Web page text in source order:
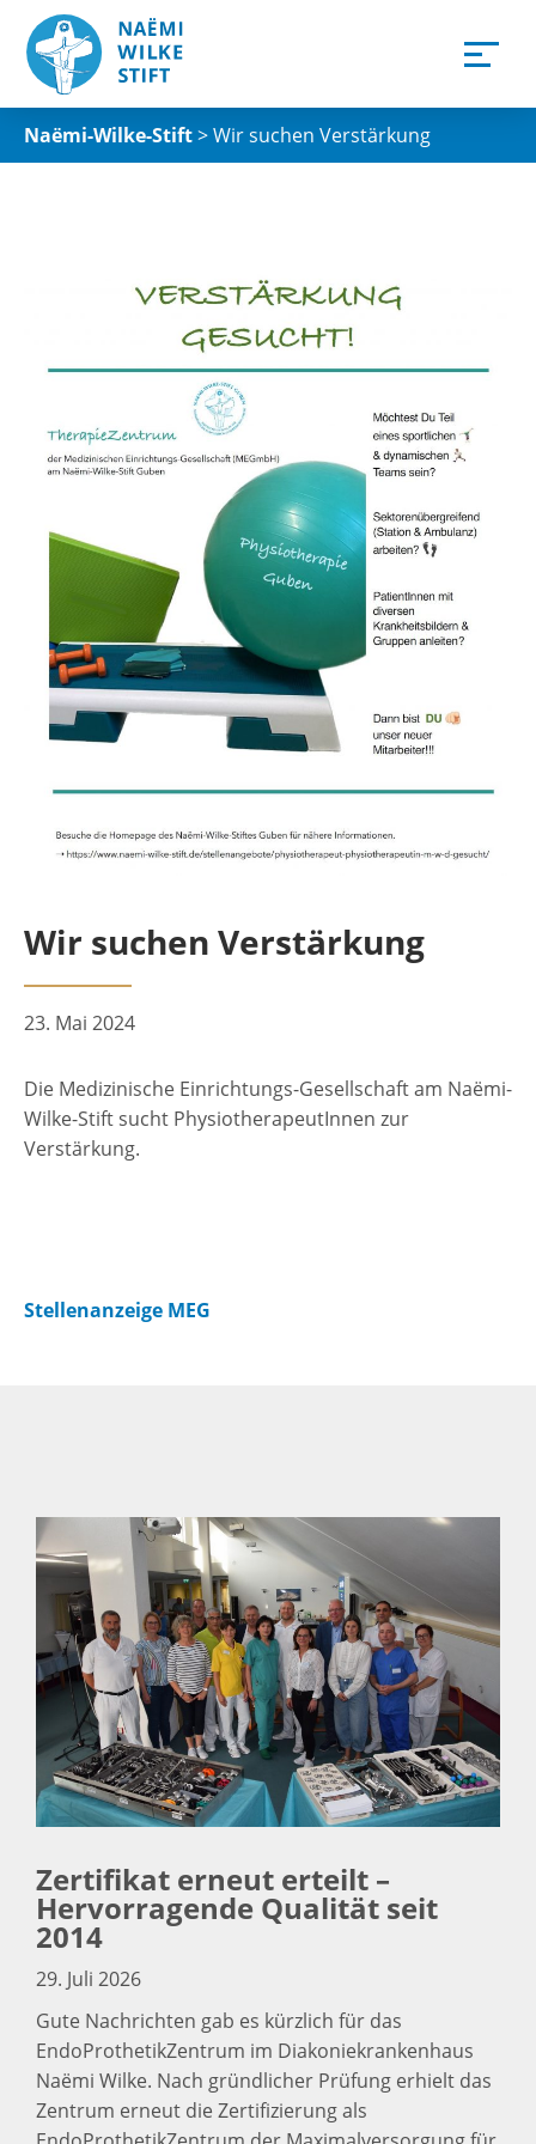
Naëmi-Wilke-Stift>Wir suchen Verstärkung
Wir suchen Verstärkung
23. Mai 2024
Die Medizinische Einrichtungs-Gesellschaft am Naëmi-
Wilke-Stift sucht PhysiotherapeutInnen zur
Verstärkung.
Stellenanzeige MEG
Zertifikat erneut erteilt –
Hervorragende Qualität seit
2014
29. Juli 2026
Gute Nachrichten gab es kürzlich für das
EndoProthetikZentrum im Diakoniekrankenhaus
Naëmi Wilke. Nach gründlicher Prüfung erhielt das
Zentrum erneut die Zertifizierung als